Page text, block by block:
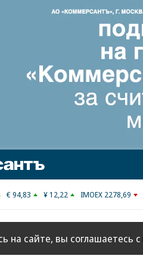
€ 94,83 ¥ 12,22 IMOEX 2278,69
на сайте, вы соглашаетесь с